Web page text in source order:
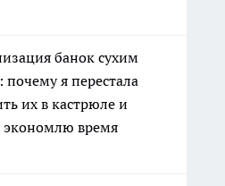
банок сухим
я перестала
их в кастрюле и
экономлю время